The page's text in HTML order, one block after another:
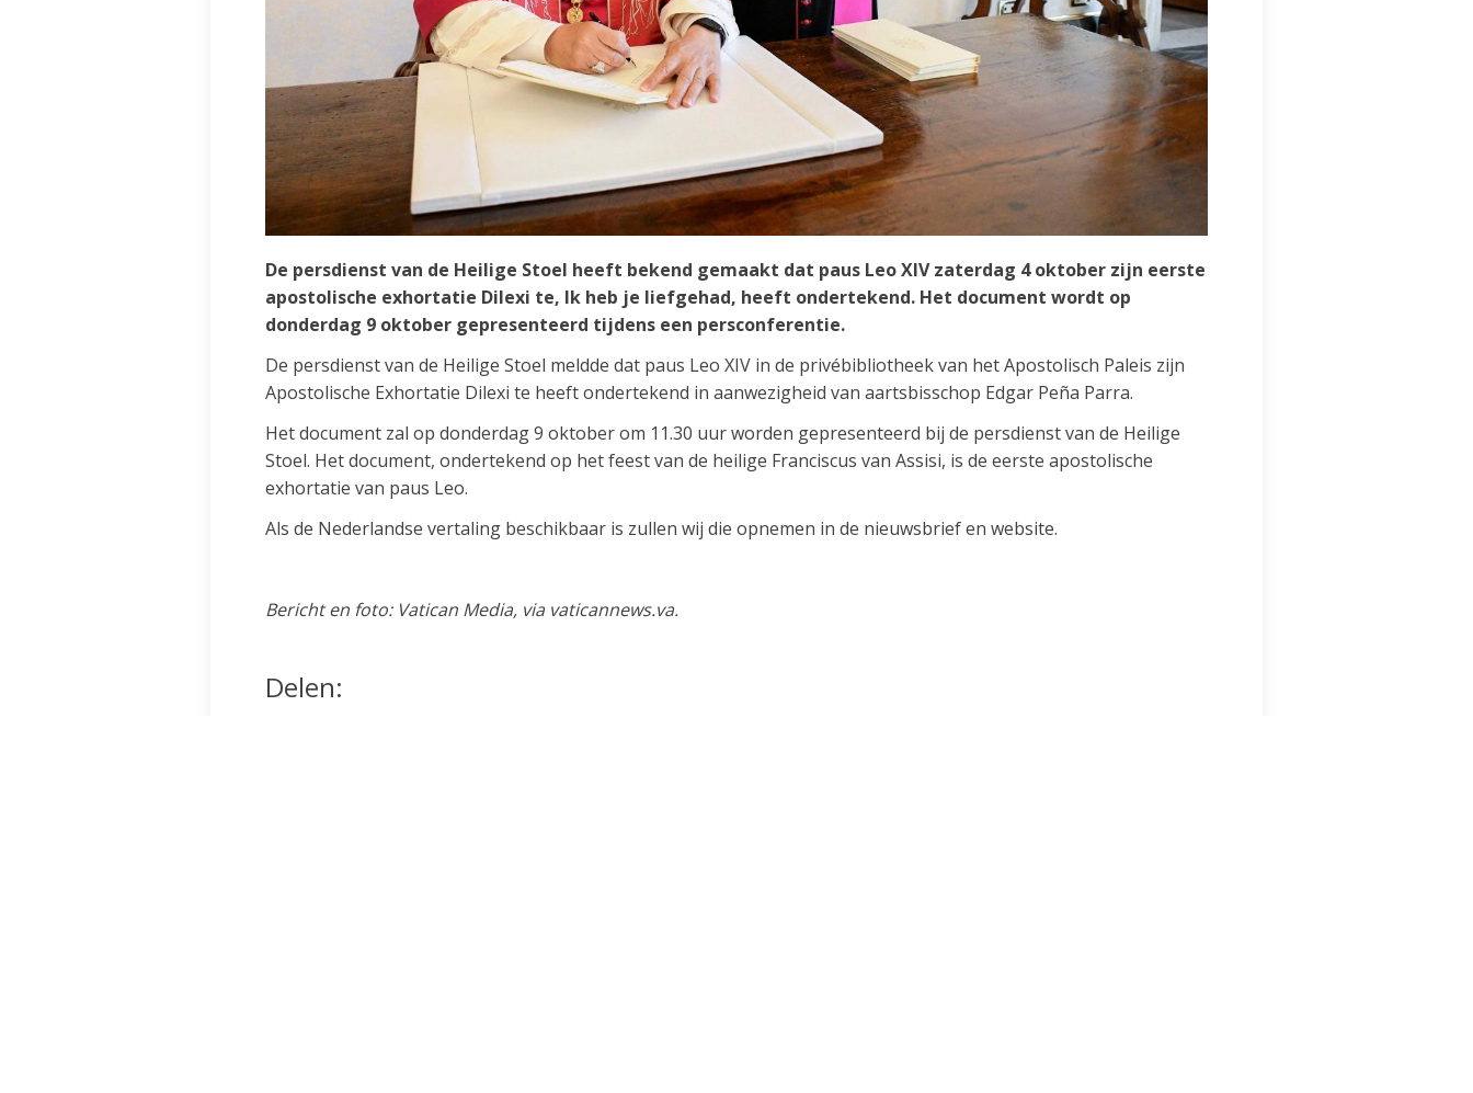
De persdienst van de Heilige Stoel heeft bekend gemaakt dat paus Leo XIV zaterdag 4 oktober zijn eerste
apostolische exhortatie Dilexi te, Ik heb je liefgehad, heeft ondertekend. Het document wordt op
donderdag 9 oktober gepresenteerd tijdens een persconferentie.
De persdienst van de Heilige Stoel meldde dat paus Leo XIV in de privébibliotheek van het Apostolisch Paleis zijn
Apostolische Exhortatie Dilexi te heeft ondertekend in aanwezigheid van aartsbisschop Edgar Peña Parra.
Het document zal op donderdag 9 oktober om 11.30 uur worden gepresenteerd bij de persdienst van de Heilige
Stoel. Het document, ondertekend op het feest van de heilige Franciscus van Assisi, is de eerste apostolische
exhortatie van paus Leo.
Als de Nederlandse vertaling beschikbaar is zullen wij die opnemen in de nieuwsbrief en website.
Bericht en foto: Vatican Media, via vaticannews.va.
Delen: